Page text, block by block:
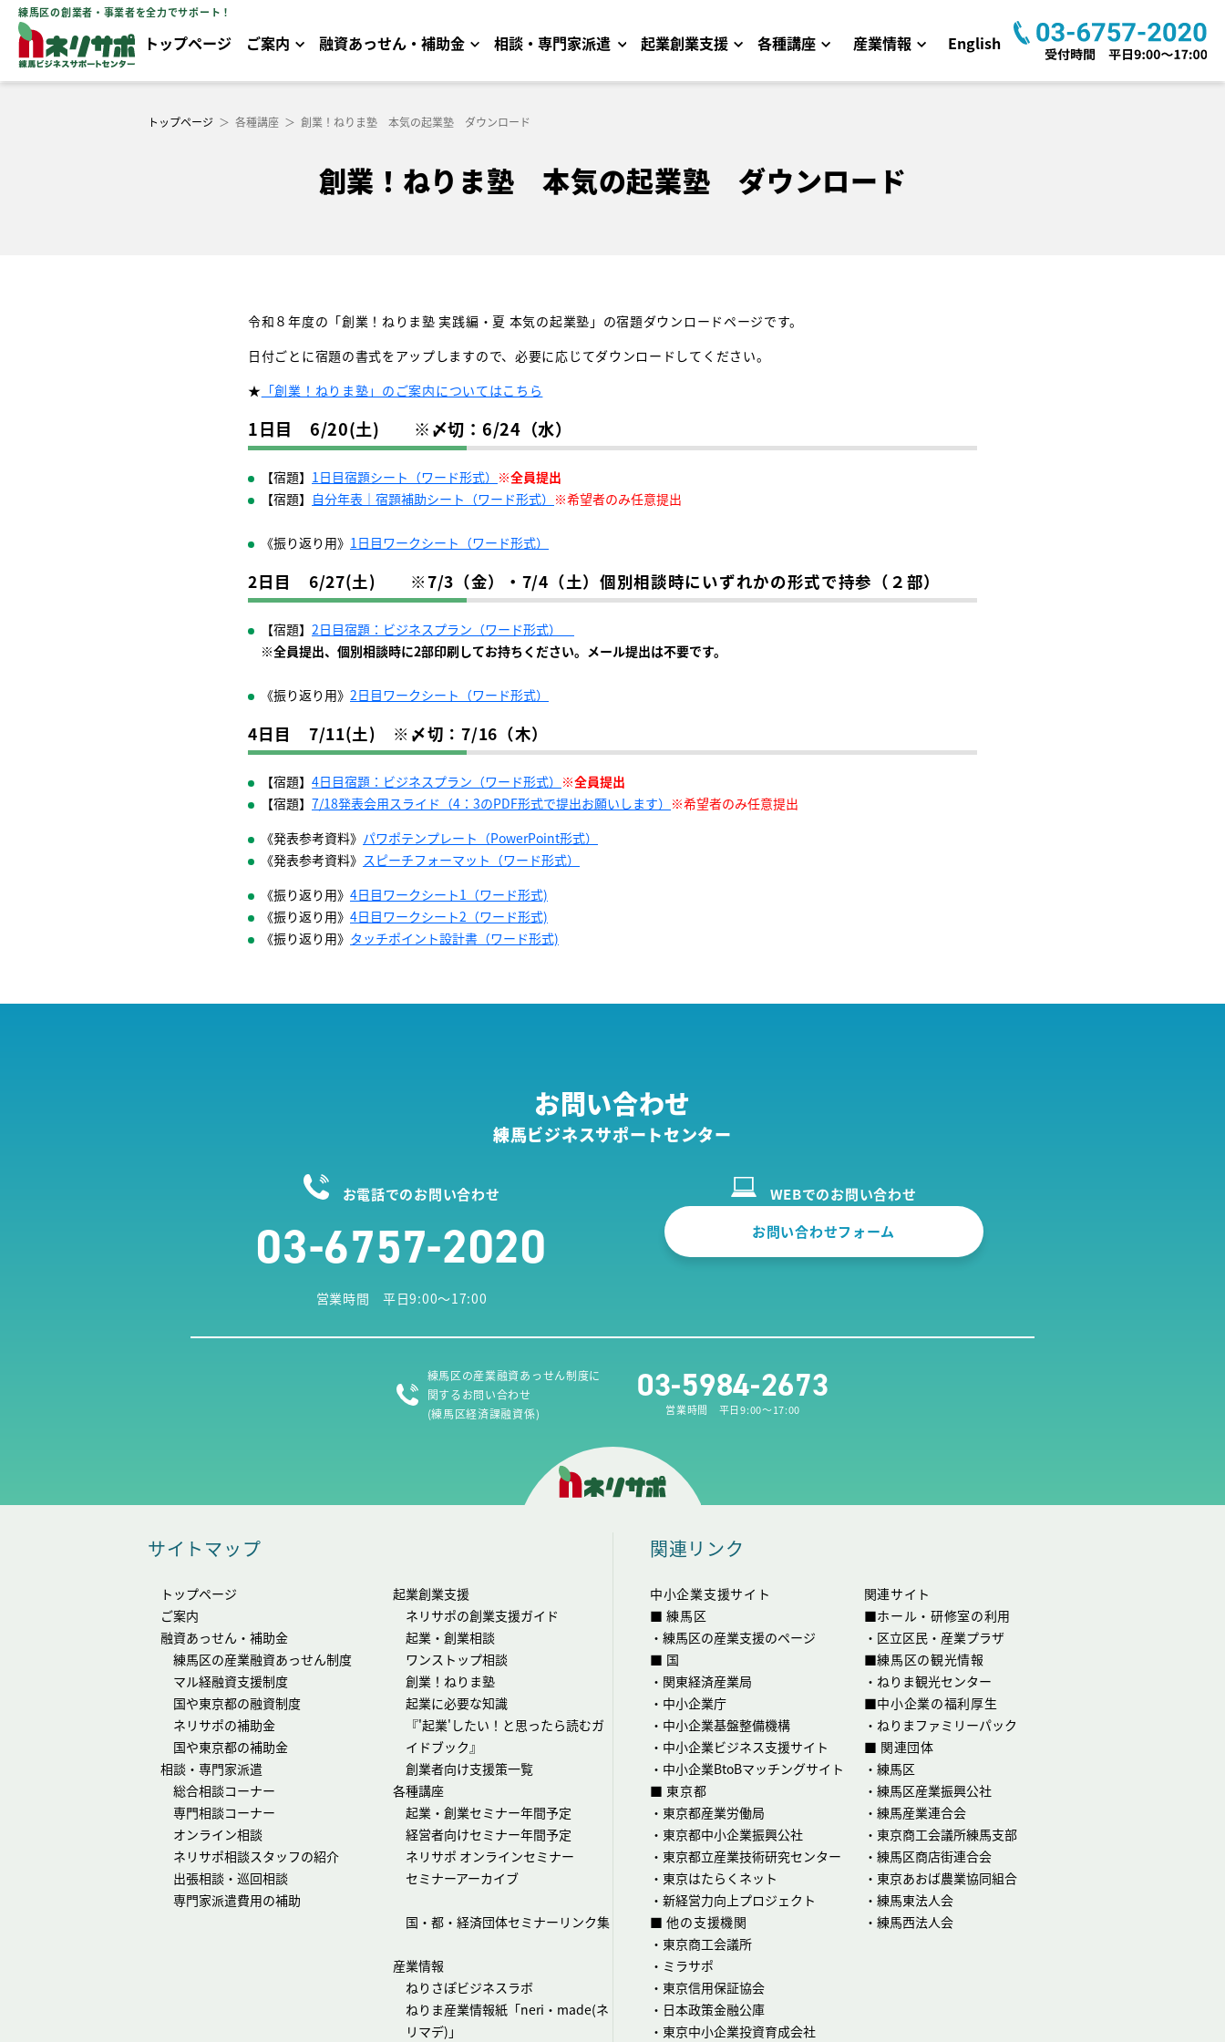
練馬区の創業者・事業者を全力でサポート！
トップページ ご案内 融資あっせん・補助金 相談・専門家派遣 起業創業支援 各種講座 産業情報 English
トップページ ＞ 各種講座 ＞ 創業！ねりま塾 本気の起業塾 ダウンロード
創業！ねりま塾 本気の起業塾 ダウンロード
令和８年度の「創業！ねりま塾 実践編・夏 本気の起業塾」の宿題ダウンロードページです。
日付ごとに宿題の書式をアップしますので、必要に応じてダウンロードしてください。
★ 「創業！ねりま塾」のご案内についてはこちら
1日目 6/20(土) ※〆切：6/24（水）
【宿題】 1日目宿題シート（ワード形式） ※全員提出
【宿題】 自分年表｜宿題補助シート（ワード形式） ※希望者のみ任意提出
《振り返り用》 1日目ワークシート（ワード形式）
2日目 6/27(土) ※7/3（金）・7/4（土）個別相談時にいずれかの形式で持参（２部）
【宿題】 2日目宿題：ビジネスプラン（ワード形式）
※全員提出、個別相談時に2部印刷してお持ちください。メール提出は不要です。
《振り返り用》 2日目ワークシート（ワード形式）
4日目 7/11(土) ※〆切：7/16（木）
【宿題】 4日目宿題：ビジネスプラン（ワード形式） ※全員提出
【宿題】 7/18発表会用スライド（4：3のPDF形式で提出お願いします） ※希望者のみ任意提出
《発表参考資料》 パワポテンプレート（PowerPoint形式）
《発表参考資料》 スピーチフォーマット（ワード形式）
《振り返り用》 4日目ワークシート1（ワード形式)
《振り返り用》 4日目ワークシート2（ワード形式)
《振り返り用》 タッチポイント設計書（ワード形式)
お問い合わせ
練馬ビジネスサポートセンター
WEBでのお問い合わせ
お問い合わせフォーム
お電話でのお問い合わせ
03-6757-2020
営業時間 平日9:00～17:00
練馬区の産業融資あっせん制度に
関するお問い合わせ
(練馬区経済課融資係)
03-5984-2673
営業時間 平日9:00～17:00
サイトマップ
トップページ
ご案内
融資あっせん・補助金
練馬区の産業融資あっせん制度
マル経融資支援制度
国や東京都の融資制度
ネリサポの補助金
国や東京都の補助金
相談・専門家派遣
総合相談コーナー
専門相談コーナー
オンライン相談
ネリサポ相談スタッフの紹介
出張相談・巡回相談
専門家派遣費用の補助
起業創業支援
ネリサポの創業支援ガイド
起業・創業相談
ワンストップ相談
創業！ねりま塾
起業に必要な知識
『'起業'したい！と思ったら読むガ
イドブック』
創業者向け支援策一覧
各種講座
起業・創業セミナー年間予定
経営者向けセミナー年間予定
ネリサポ オンラインセミナー
セミナーアーカイブ
国・都・経済団体セミナーリンク集
産業情報
ねりさぽビジネスラボ
ねりま産業情報紙「neri・made(ネ
リマデ)」
関連リンク
中小企業支援サイト
■ 練馬区
・ 練馬区の産業支援のページ
■ 国
・ 関東経済産業局
・ 中小企業庁
・ 中小企業基盤整備機構
・ 中小企業ビジネス支援サイト
・ 中小企業BtoBマッチングサイト
■ 東京都
・ 東京都産業労働局
・ 東京都中小企業振興公社
・ 東京都立産業技術研究センター
・ 東京はたらくネット
・ 新経営力向上プロジェクト
■ 他の支援機関
・ 東京商工会議所
・ ミラサポ
・ 東京信用保証協会
・ 日本政策金融公庫
・ 東京中小企業投資育成会社
関連サイト
■ホール・研修室の利用
・ 区立区民・産業プラザ
■練馬区の観光情報
・ ねりま観光センター
■中小企業の福利厚生
・ ねりまファミリーパック
■ 関連団体
・ 練馬区
・ 練馬区産業振興公社
・ 練馬産業連合会
・ 東京商工会議所練馬支部
・ 練馬区商店街連合会
・ 東京あおば農業協同組合
・ 練馬東法人会
・ 練馬西法人会